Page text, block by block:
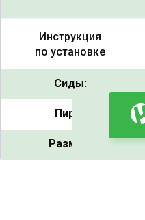
Инструкция
по установке
Сиды:
Пиры:
Размер: